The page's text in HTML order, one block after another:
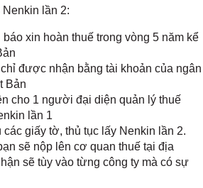
lần 2:
xin hoàn thuế trong vòng 5 năm kể
được nhận bằng tài khoản của ngân
Bản
cho 1 người đại diện quản lý thuế
lần 1
các giấy tờ, thủ tục lấy Nenkin lần 2.
sẽ nộp lên cơ quan thuế tại địa
sẽ tùy vào từng công ty mà có sự